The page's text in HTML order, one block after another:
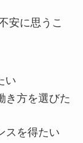
安に思うこ
い
き方を選びた
スを得たい